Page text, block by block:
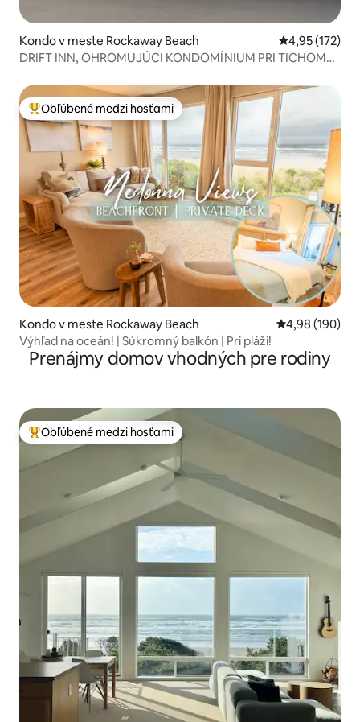
Kondo v meste Rockaway Beach Priemerné
4,95 (172)
DRIFT INN, OHROMUJÚCI KONDOMÍNIUM PRI TICHOM
Najobľúbenejšie medzi hosťami
Obľúbené medzi hosťami
Kondo v meste Rockaway Beach Priemerné
4,98 (190)
Výhľad na oceán! | Súkromný balkón | Pri pláži!
Prenájmy domov vhodných pre rodiny
Najobľúbenejšie medzi hosťami
Obľúbené medzi hosťami